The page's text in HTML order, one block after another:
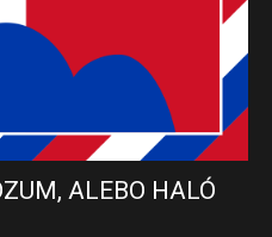
ALEBO HALÓ